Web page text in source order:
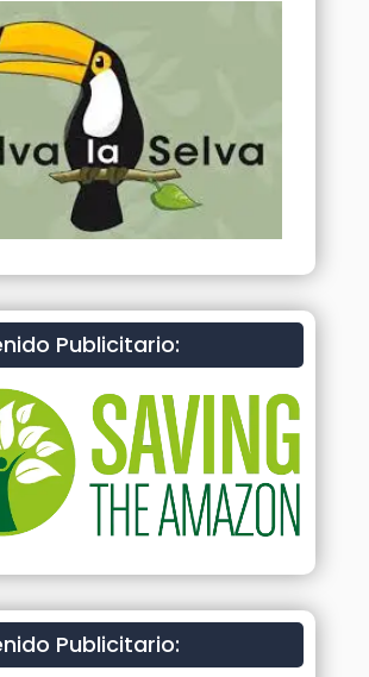
Publicitario:
Publicitario: